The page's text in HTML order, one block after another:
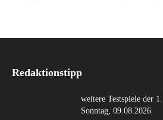
Redaktionstipp
weitere Testspiele der
Sonntag, 09.08.2026